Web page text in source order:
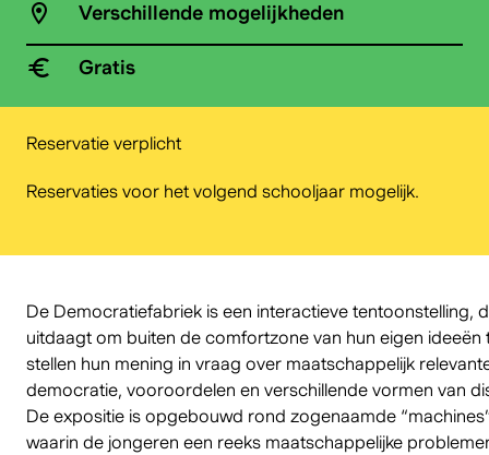
Verschillende mogelijkheden
Gratis
Reservatie verplicht
Reservaties voor het volgend schooljaar mogelijk.
De Democratiefabriek is een interactieve tentoonstelling,
uitdaagt om buiten de comfortzone van hun eigen ideeën
stellen hun mening in vraag over maatschappelijk
democratie, vooroordelen en verschillende vormen van
De expositie is opgebouwd rond zogenaamde
waarin de jongeren een reeks maatschappelijke